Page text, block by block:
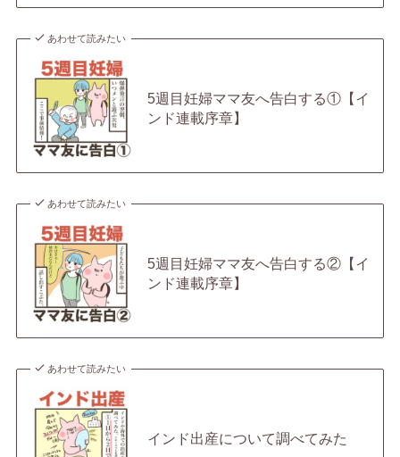
あわせて読みたい
5週目妊婦ママ友へ告白する①【イ
ンド連載序章】
あわせて読みたい
5週目妊婦ママ友へ告白する②【イ
ンド連載序章】
あわせて読みたい
インド出産について調べてみた